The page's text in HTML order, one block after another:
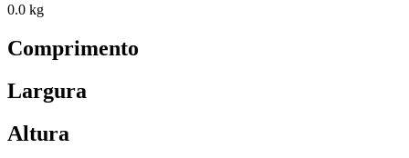
0.0 kg
Comprimento
Largura
Altura